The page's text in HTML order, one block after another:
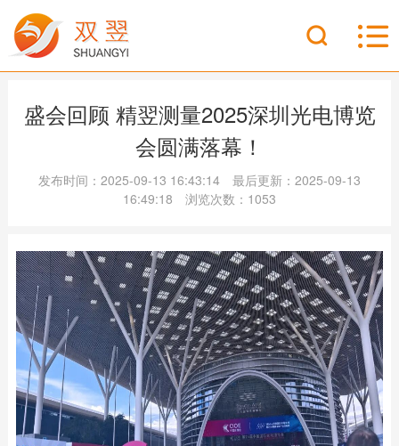
盛会回顾 精翌测量2025深圳光电博览
会圆满落幕！
发布时间：2025-09-13 16:43:14 最后更新：2025-09-13
16:49:18 浏览次数：1053